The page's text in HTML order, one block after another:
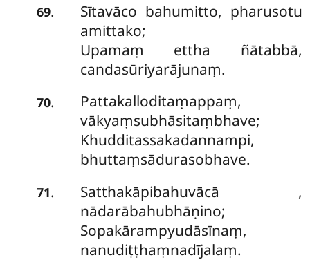
69.
Sītavāco bahumitto, pharusotu
amittako;
Upamaṃ ettha ñātabbā,
candasūriyarājunaṃ.
70.
Pattakalloditaṃappaṃ,
vākyaṃsubhāsitaṃbhave;
Khudditassakadannampi,
bhuttaṃsādurasobhave.
71. Satthakāpibahuvācā ,
nādarābahubhāṇino;
Sopakārampyudāsīnaṃ,
nanudiṭṭhaṃnadījalaṃ.